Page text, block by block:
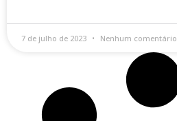
7 de julho de 2023 Nenhum comentário